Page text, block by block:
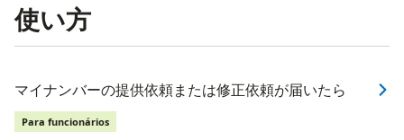
使い方
マイナンバーの提供依頼または修正依頼が届いたら
Para funcionários